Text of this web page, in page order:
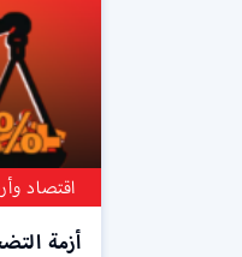
اقتصاد
أزمة